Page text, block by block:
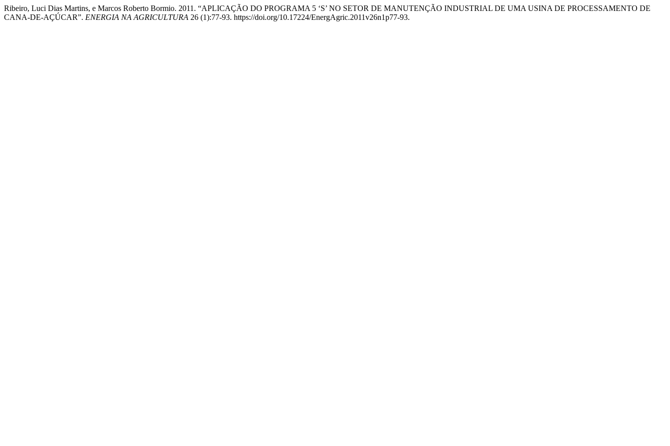
Ribeiro, Luci Dias Martins, e Marcos Roberto Bormio. 2011. “APLICAÇÃO DO PROGRAMA 5 ‘S’ NO SETOR DE MANUTENÇÃO INDUSTRIAL DE UMA USINA DE PROCESSAMENTO DE
CANA-DE-AÇÚCAR”. ENERGIA NA AGRICULTURA 26 (1):77-93. https://doi.org/10.17224/EnergAgric.2011v26n1p77-93.